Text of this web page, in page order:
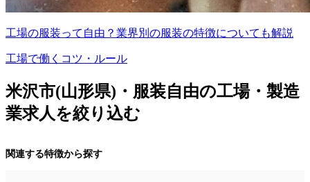
工場の服装って自由？業界別の服装の特徴についても解説
工場で働くコツ・ルール
米沢市(山形県)・服装自由の工場・製造
業求人を絞り込む
関連する特徴から探す